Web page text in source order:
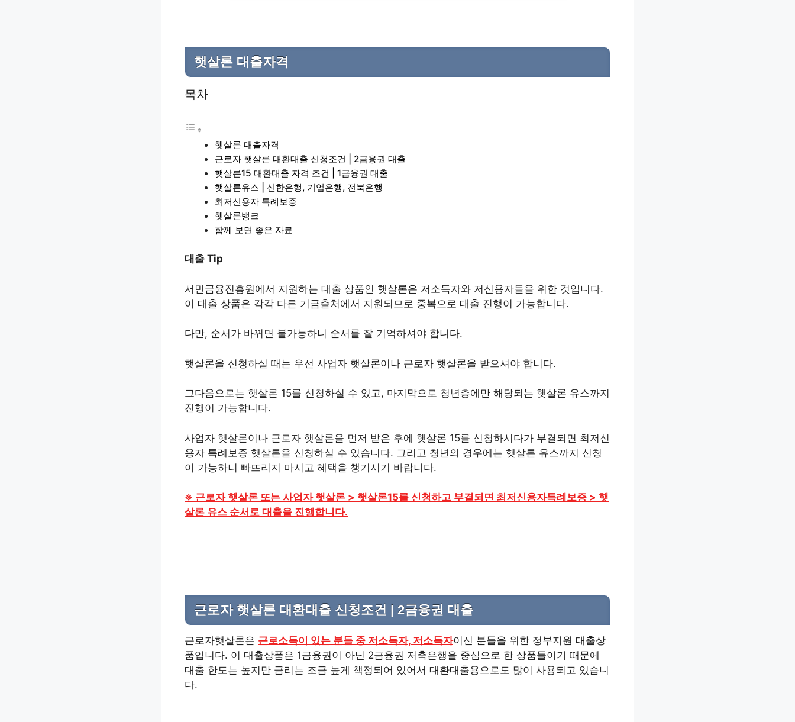
햇살론 대출자격
목차
햇살론 대출자격
근로자 햇살론 대환대출 신청조건 | 2금융권 대출
햇살론15 대환대출 자격 조건 | 1금융권 대출
햇살론유스 | 신한은행, 기업은행, 전북은행
최저신용자 특례보증
햇살론뱅크
함께 보면 좋은 자료
대출 Tip
서민금융진흥원에서 지원하는 대출 상품인 햇살론은 저소득자와 저신용자들을 위한 것입니다.
이 대출 상품은 각각 다른 기금출처에서 지원되므로 중복으로 대출 진행이 가능합니다.
다만, 순서가 바뀌면 불가능하니 순서를 잘 기억하셔야 합니다.
햇살론을 신청하실 때는 우선 사업자 햇살론이나 근로자 햇살론을 받으셔야 합니다.
그다음으로는 햇살론 15를 신청하실 수 있고, 마지막으로 청년층에만 해당되는 햇살론 유스까지
진행이 가능합니다.
사업자 햇살론이나 근로자 햇살론을 먼저 받은 후에 햇살론 15를 신청하시다가 부결되면 최저신
용자 특례보증 햇살론을 신청하실 수 있습니다. 그리고 청년의 경우에는 햇살론 유스까지 신청
이 가능하니 빠뜨리지 마시고 혜택을 챙기시기 바랍니다.
※ 근로자 햇살론 또는 사업자 햇살론 > 햇살론15를 신청하고 부결되면 최저신용자특례보증 > 햇
살론 유스 순서로 대출을 진행합니다.
근로자 햇살론 대환대출 신청조건 | 2금융권 대출
근로자햇살론은 근로소득이 있는 분들 중 저소득자, 저소득자이신 분들을 위한 정부지원 대출상
품입니다. 이 대출상품은 1금융권이 아닌 2금융권 저축은행을 중심으로 한 상품들이기 때문에
대출 한도는 높지만 금리는 조금 높게 책정되어 있어서 대환대출용으로도 많이 사용되고 있습니
다.